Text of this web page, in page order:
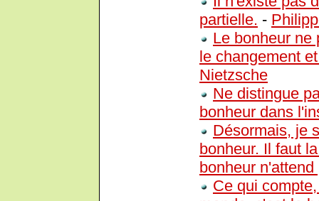
partielle. -
Le bonheur ne
le changement
Nietzsche
Ne distingue
bonheur dans
Désormais, je
bonheur. Il faut
bonheur n'attend
Ce qui